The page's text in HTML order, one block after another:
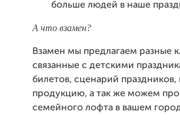
больше людей в наше
А что взамен?
Взамен мы предлагаем разные
связанные с детскими
билетов, сценарий
продукцию, а так же можем
семейного лофта в вашем